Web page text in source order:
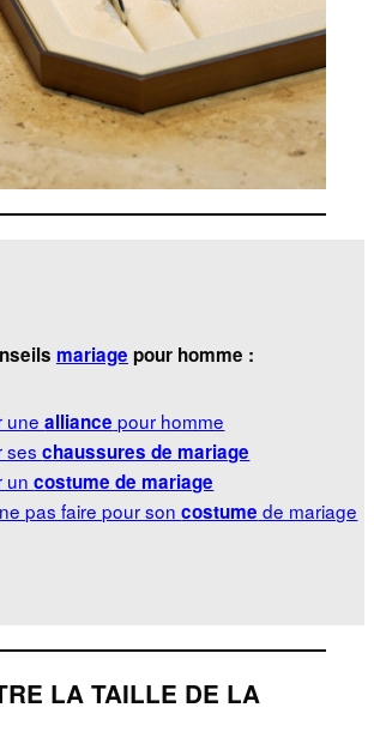
mariage pour homme :
unealliance pour homme
seschaussures de mariage
uncostume de mariage
pas faire pour soncostume de mariage
LA TAILLE DE LA